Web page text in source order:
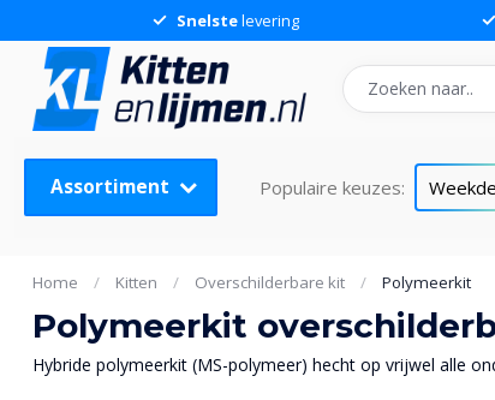
Snelstelevering
Assortiment Populaire keuzes:
Home / Kitten / Overschilderbare kit / Polymeerkit
Polymeerkit
Hybride polymeerkit (MS-polymeer) hecht op vrijwel alle